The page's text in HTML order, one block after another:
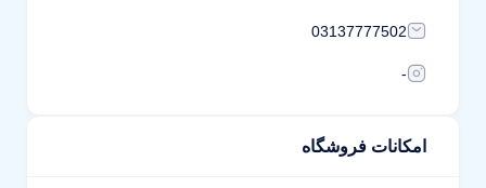
03137777502
-
امکانات فروشگاه